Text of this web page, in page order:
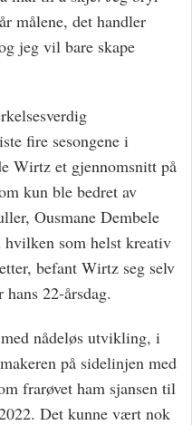
målene, det handler
jeg vil bare skape
fire sesongene i
Wirtz et gjennomsnitt på
kun ble bedret av
Ousmane Dembele
som helst kreativ
befant Wirtz seg selv
22-årsdag.
nådeløs utvikling, i
på sidelinjen med
frarøvet ham sjansen til
Det kunne vært nok